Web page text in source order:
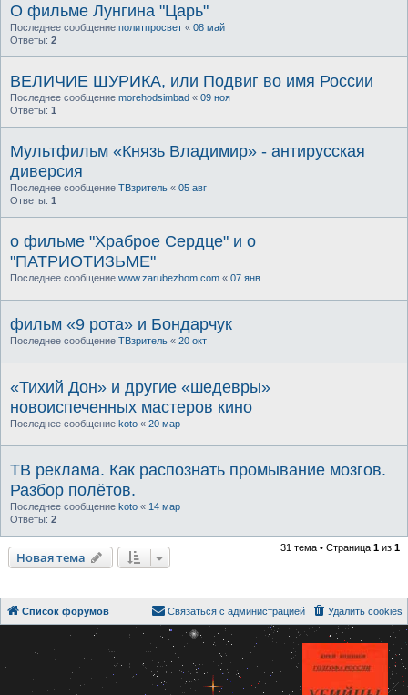
О фильме Лунгина "Царь"
Последнее сообщение политпросвет « 08 май
Ответы: 2
ВЕЛИЧИЕ ШУРИКА, или Подвиг во имя России
Последнее сообщение morehodsimbad « 09 ноя
Ответы: 1
Мультфильм «Князь Владимир» - антирусская
диверсия
Последнее сообщение ТВзритель « 05 авг
Ответы: 1
о фильме "Храброе Сердце" и о
"ПАТРИОТИЗЬМЕ"
Последнее сообщение www.zarubezhom.com « 07 янв
фильм «9 рота» и Бондарчук
Последнее сообщение ТВзритель « 20 окт
«Тихий Дон» и другие «шедевры»
новоиспеченных мастеров кино
Последнее сообщение koto « 20 мар
ТВ реклама. Как распознать промывание мозгов.
Разбор полётов.
Последнее сообщение koto « 14 мар
Ответы: 2
Новая тема
31 тема • Страница 1 из 1
Список форумов Удалить cookies
Связаться с администрацией